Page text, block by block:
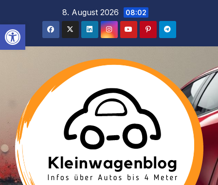
Werkzeugleiste öffnen
springen
8. August 2026 08:02